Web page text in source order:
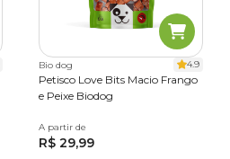
Bio dog 4.9
Petisco Love Bits Macio Frango
e Peixe Biodog
100g
A partir de
R$ 29,99